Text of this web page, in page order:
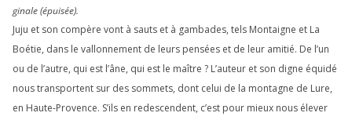
gi­nale (épui­sée).
Juju et son com­père vont à sauts et à gam­bades, tels Montaigne et La
Boétie, dans le val­lon­ne­ment de leurs pen­sées et de leur ami­tié. De l’un
ou de l’autre, qui est l’âne, qui est le maître ? L’auteur et son digne équi­dé
nous trans­portent sur des som­mets, dont celui de la mon­tagne de Lure,
en Haute-Provence. S’ils en redes­cendent, c’est pour mieux nous éle­ver